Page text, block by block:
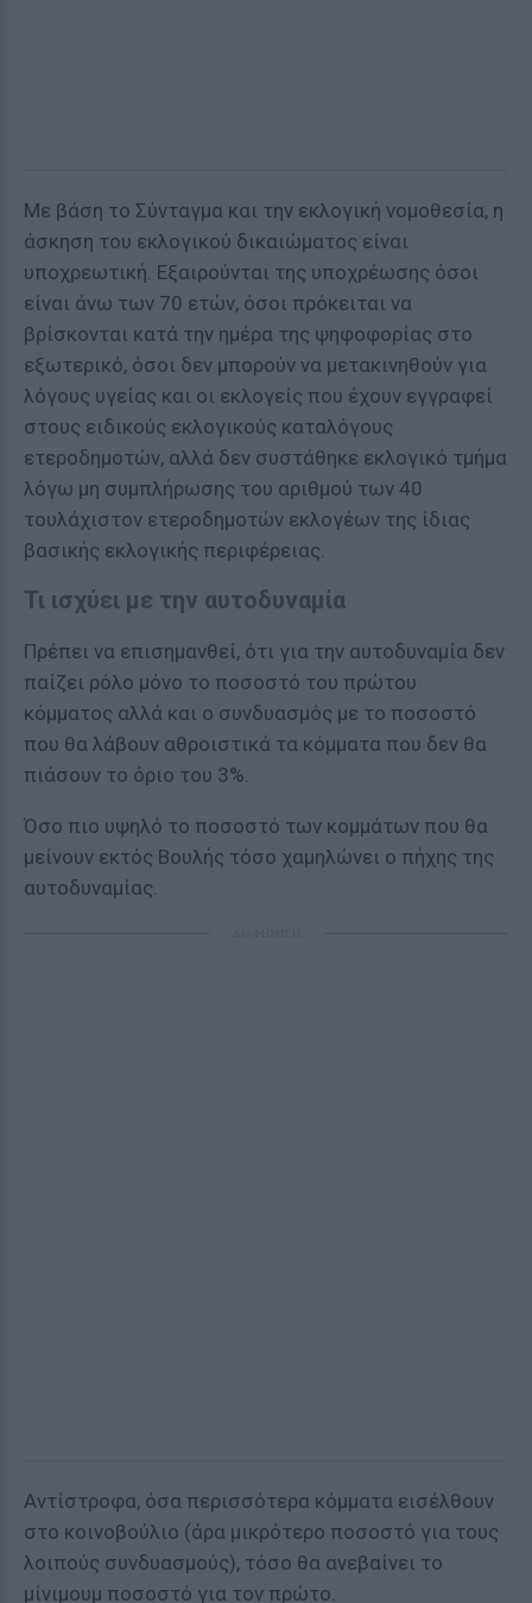
Με βάση το Σύνταγμα και την εκλογική νομοθεσία, η
άσκηση του εκλογικού δικαιώματος είναι
υποχρεωτική. Εξαιρούνται της υποχρέωσης όσοι
είναι άνω των 70 ετών, όσοι πρόκειται να
βρίσκονται κατά την ημέρα της ψηφοφορίας στο
εξωτερικό, όσοι δεν μπορούν να μετακινηθούν για
λόγους υγείας και οι εκλογείς που έχουν εγγραφεί
στους ειδικούς εκλογικούς καταλόγους
ετεροδημοτών, αλλά δεν συστάθηκε εκλογικό τμήμα
λόγω μη συμπλήρωσης του αριθμού των 40
τουλάχιστον ετεροδημοτών εκλογέων της ίδιας
βασικής εκλογικής περιφέρειας.
Τι ισχύει με την αυτοδυναμία
Πρέπει να επισημανθεί, ότι για την αυτοδυναμία δεν
παίζει ρόλο μόνο το ποσοστό του πρώτου
κόμματος αλλά και ο συνδυασμός με το ποσοστό
που θα λάβουν αθροιστικά τα κόμματα που δεν θα
πιάσουν το όριο του 3%.
Όσο πιο υψηλό το ποσοστό των κομμάτων που θα
μείνουν εκτός Βουλής τόσο χαμηλώνει ο πήχης της
αυτοδυναμίας.
Αντίστροφα, όσα περισσότερα κόμματα εισέλθουν
στο κοινοβούλιο (άρα μικρότερο ποσοστό για τους
λοιπούς συνδυασμούς), τόσο θα ανεβαίνει το
μίνιμουμ ποσοστό για τον πρώτο.